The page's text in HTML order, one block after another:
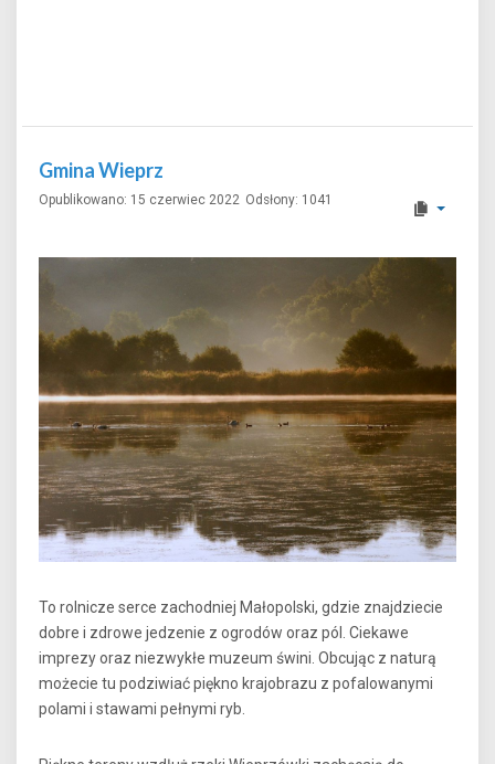
Gmina Wieprz
Opublikowano: 15 czerwiec 2022 Odsłony: 1041
To rolnicze serce zachodniej Małopolski, gdzie znajdziecie
dobre i zdrowe jedzenie z ogrodów oraz pól. Ciekawe
imprezy oraz niezwykłe muzeum świni. Obcując z naturą
możecie tu podziwiać piękno krajobrazu z pofalowanymi
polami i stawami pełnymi ryb.